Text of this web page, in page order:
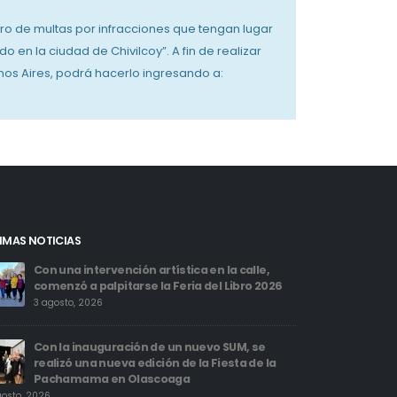
de multas por infracciones que tengan lugar
en la ciudad de Chivilcoy”. A fin de realizar
Aires, podrá hacerlo ingresando a:
NOTICIAS
Con una intervención artística en la calle,
comenzó a palpitarse la Feria del Libro 2026
3 agosto, 2026
Con la inauguración de un nuevo SUM, se
realizó una nueva edición de la Fiesta de la
Pachamama en Olascoaga